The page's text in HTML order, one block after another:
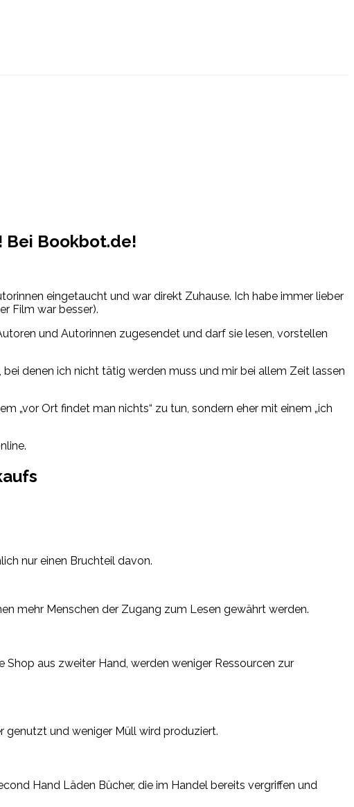
Bei Bookbot.de!
eingetaucht und war direkt Zuhause. Ich habe immer lieber
Film war besser).
und Autorinnen zugesendet und darf sie lesen, vorstellen
denen ich nicht tätig werden muss und mir bei allem Zeit lassen
„vor Ort findet man nichts“ zu tun, sondern eher mit einem „ich
nur einen Bruchteil davon.
mehr Menschen der Zugang zum Lesen gewährt werden.
aus zweiter Hand, werden weniger Ressourcen zur
genutzt und weniger Müll wird produziert.
Hand Läden Bücher, die im Handel bereits vergriffen und